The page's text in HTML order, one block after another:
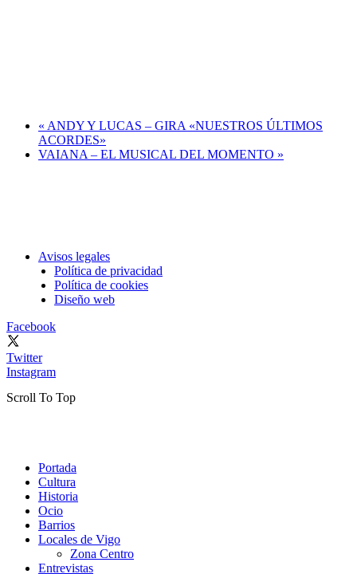
« ANDY Y LUCAS – GIRA «NUESTROS ÚLTIMOS
ACORDES»
VAIANA – EL MUSICAL DEL MOMENTO »
Avisos legales
Política de privacidad
Política de cookies
Diseño web
Facebook
Twitter
Instagram
Scroll To Top
Portada
Cultura
Historia
Ocio
Barrios
Locales de Vigo
Zona Centro
Entrevistas